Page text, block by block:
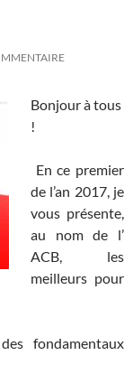
Bonjour à tous
!
En ce premier
de l’an 2017, je
vous présente,
au nom de l’
ACB, les
meilleurs pour
fondamentaux